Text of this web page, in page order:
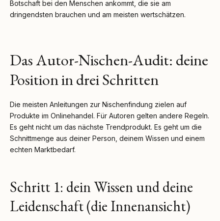
Botschaft bei den Menschen ankommt, die sie am
dringendsten brauchen und am meisten wertschätzen.
Das Autor-Nischen-Audit: deine
Position in drei Schritten
Die meisten Anleitungen zur Nischenfindung zielen auf
Produkte im Onlinehandel. Für Autoren gelten andere Regeln.
Es geht nicht um das nächste Trendprodukt. Es geht um die
Schnittmenge aus deiner Person, deinem Wissen und einem
echten Marktbedarf.
Schritt 1: dein Wissen und deine
Leidenschaft (die Innenansicht)